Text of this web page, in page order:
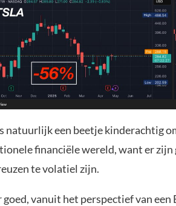
natuurlijk een beetje kinderachtig
financiële wereld, want er zijn
te volatiel zijn.
goed, vanuit het perspectief van